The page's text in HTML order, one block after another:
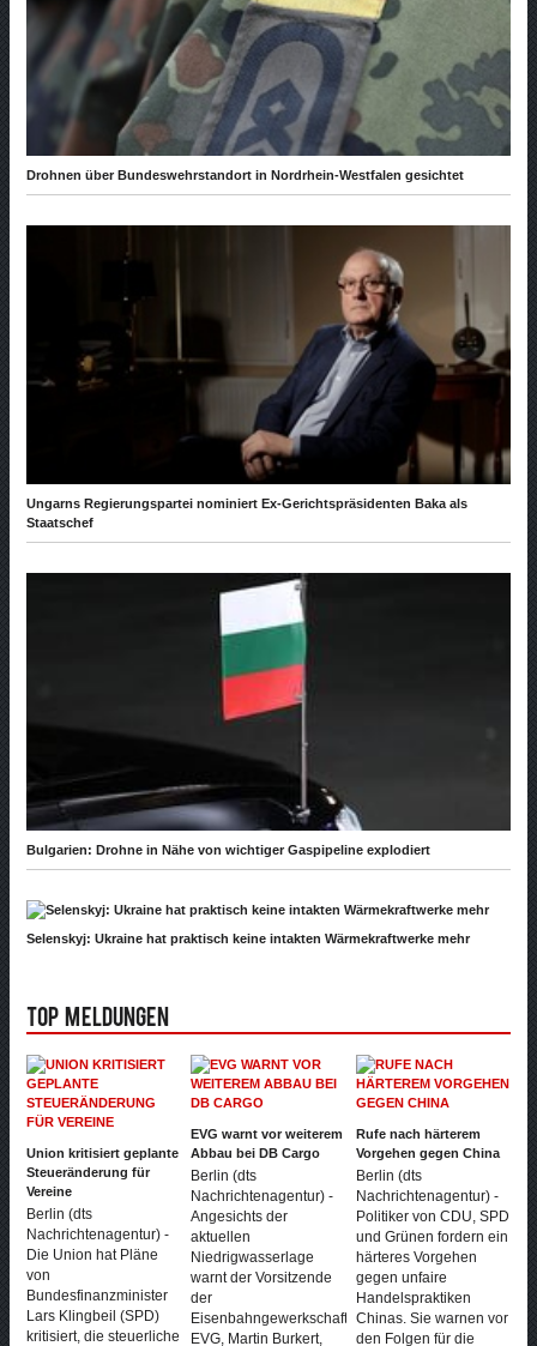
Drohnen über Bundeswehrstandort in Nordrhein-Westfalen gesichtet
Ungarns Regierungspartei nominiert Ex-Gerichtspräsidenten Baka als
Staatschef
Bulgarien: Drohne in Nähe von wichtiger Gaspipeline explodiert
Selenskyj: Ukraine hat praktisch keine intakten Wärmekraftwerke mehr
Top Meldungen
Union kritisiert geplante
Steueränderung für
Vereine
Berlin (dts
Nachrichtenagentur) -
Die Union hat Pläne
von
Bundesfinanzminister
Lars Klingbeil (SPD)
kritisiert, die steuerliche
EVG warnt vor weiterem
Abbau bei DB Cargo
Berlin (dts
Nachrichtenagentur) -
Angesichts der
aktuellen
Niedrigwasserlage
warnt der Vorsitzende
der
Eisenbahngewerkschaft
EVG, Martin Burkert,
Rufe nach härterem
Vorgehen gegen China
Berlin (dts
Nachrichtenagentur) -
Politiker von CDU, SPD
und Grünen fordern ein
härteres Vorgehen
gegen unfaire
Handelspraktiken
Chinas. Sie warnen vor
den Folgen für die